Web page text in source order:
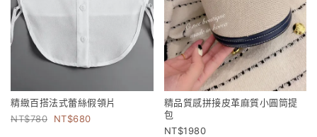
精緻百搭法式蕾絲假領片
780
680
精品質感拼接皮革麻質小圓筒提
包
1980